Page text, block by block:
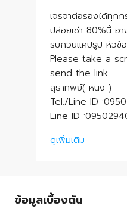
เจรจาต่อรองได้ทุ
ปล่อยเช่า 80%นี้ อ
รบกวนแคปรูป หัวข้
Please take a
send the link.
สุธาทิพย์( หนิง )
Tel./Line ID
Line ID
ดูเพิ่มเติม
ข้อมูลเบื้องต้น